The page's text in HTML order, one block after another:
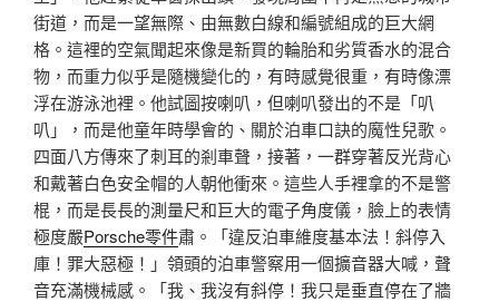
街道，而是一望無際、由無數白線和編號組成的巨大網
格。這裡的空氣聞起來像是新買的輪胎和劣質香水的混合
物，而重力似乎是隨機變化的，有時感覺很重，有時像漂
浮在游泳池裡。他試圖按喇叭，但喇叭發出的不是「叭
叭」，而是他童年時學會的、關於泊車口訣的魔性兒歌。
四面八方傳來了刺耳的剎車聲，接著，一群穿著反光背心
和戴著白色安全帽的人朝他衝來。這些人手裡拿的不是警
棍，而是長長的測量尺和巨大的電子角度儀，臉上的表情
極度嚴Porsche零件肅。「違反泊車維度基本法！斜停入
庫！罪大惡極！」領頭的泊車警察用一個擴音器大喊，聲
音充滿機械感。「我、我沒有斜停！我只是垂直停在了牆